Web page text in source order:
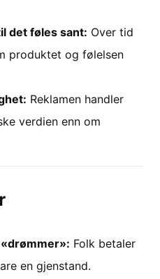
det føles sant: Over tid
produktet og følelsen
Reklamen handler
verdien enn om
Folk betaler
en gjenstand.